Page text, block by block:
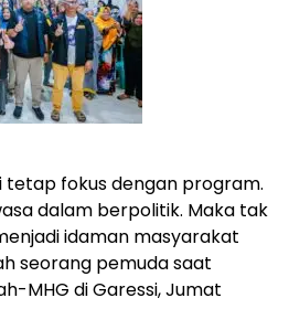
tetap fokus dengan program.
dalam berpolitik. Maka tak
idaman masyarakat
seorang pemuda saat
MHG di Garessi, Jumat